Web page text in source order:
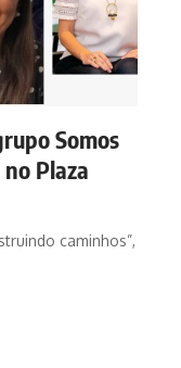
Somos
Plaza
caminhos”,